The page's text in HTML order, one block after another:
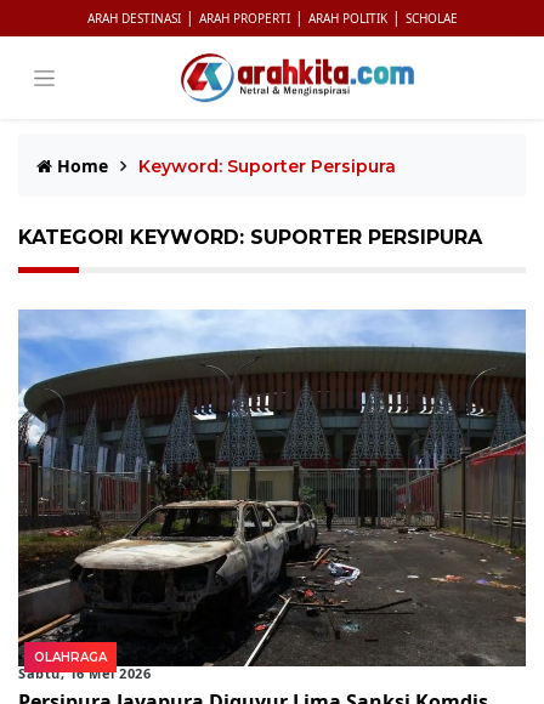
ARAH DESTINASI | ARAH PROPERTI | ARAH POLITIK | SCHOLAE
Home Keyword: Suporter Persipura
KATEGORI KEYWORD: SUPORTER PERSIPURA
OLAHRAGA
Sabtu, 16 Mei 2026